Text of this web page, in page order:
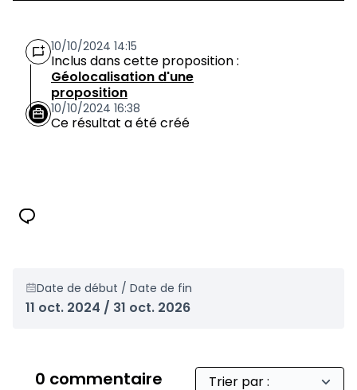
10/10/2024 14:15
Inclus dans cette proposition :
Géolocalisation d'une
proposition
10/10/2024 16:38
Ce résultat a été créé
Date de début / Date de fin
11 oct. 2024 / 31 oct. 2026
0 commentaire